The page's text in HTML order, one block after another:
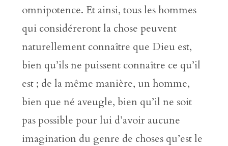
omnipotence. Et ainsi, tous les hommes
qui considéreront la chose peuvent
naturellement connaître que Dieu est,
bien qu’ils ne puissent connaître ce qu’il
est ; de la même manière, un homme,
bien que né aveugle, bien qu’il ne soit
pas possible pour lui d’avoir aucune
imagination du genre de choses qu’est le